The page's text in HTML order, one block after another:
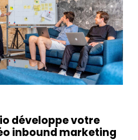
développe votre
inbound marketing